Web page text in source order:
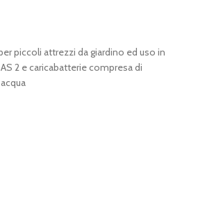
piccoli attrezzi da giardino ed uso in
2 e caricabatterie compresa di